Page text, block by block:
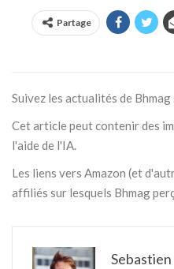
Partage
Suivez les actualités de Bhmag
Cet article peut contenir des
l'aide de l'IA.
Les liens vers Amazon (et
affiliés sur lesquels Bhmag
Sebastien